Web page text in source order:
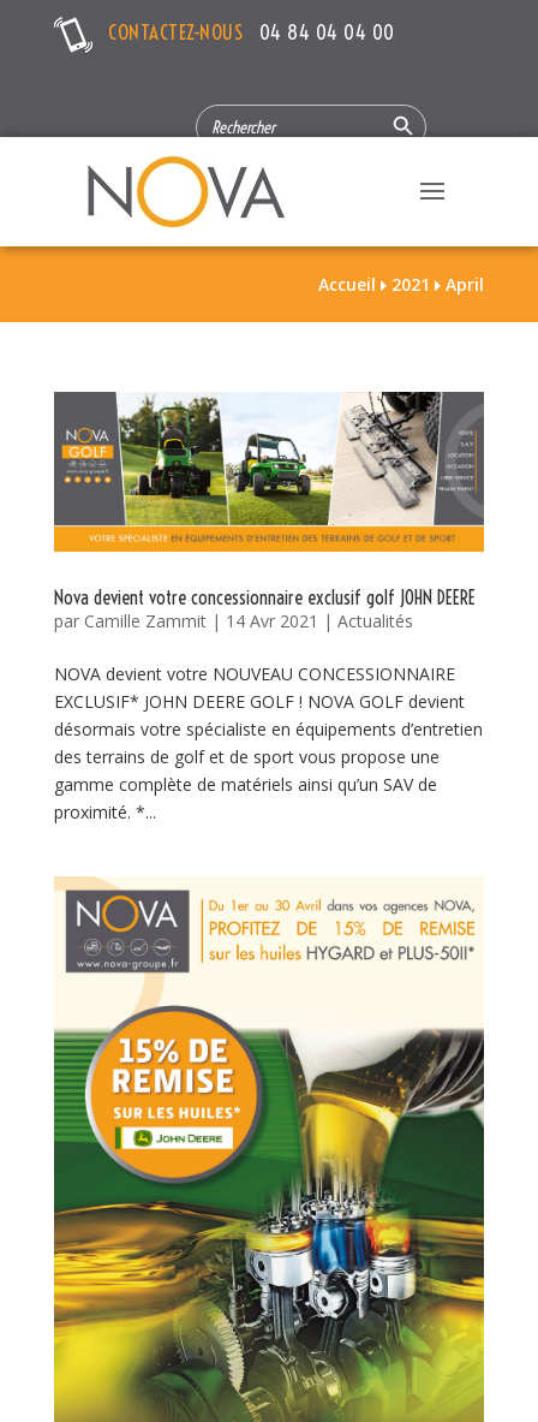
CONTACTEZ-NOUS 04 84 04 04 00
SEARCH
FOR:
Search Button
Accueil  2021  April
Nova devient votre concessionnaire exclusif golf JOHN DEERE
par Camille Zammit| 14 Avr 2021 | Actualités
NOVA devient votre NOUVEAU CONCESSIONNAIRE
EXCLUSIF* JOHN DEERE GOLF ! NOVA GOLF devient
désormais votre spécialiste en équipements d’entretien
des terrains de golf et de sport vous propose une
gamme complète de matériels ainsi qu’un SAV de
proximité. *...